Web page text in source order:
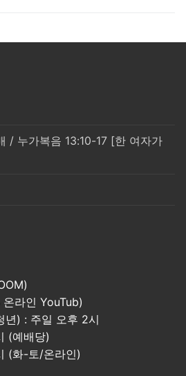
/ 누가복음 13:10-17 [한 여자가
라인 YouTub)
년) : 주일 오후 2시
(예배당)
(화-토/온라인)